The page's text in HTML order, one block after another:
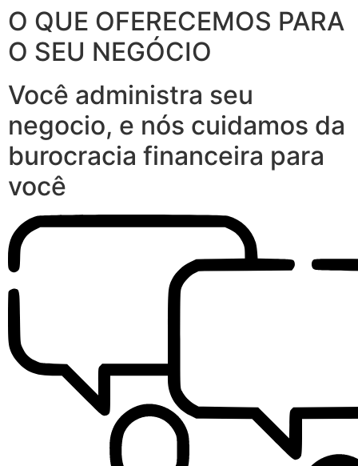
O QUE OFERECEMOS PARA
O SEU NEGÓCIO
Você administra seu
negocio, e nós cuidamos da
burocracia financeira para
você